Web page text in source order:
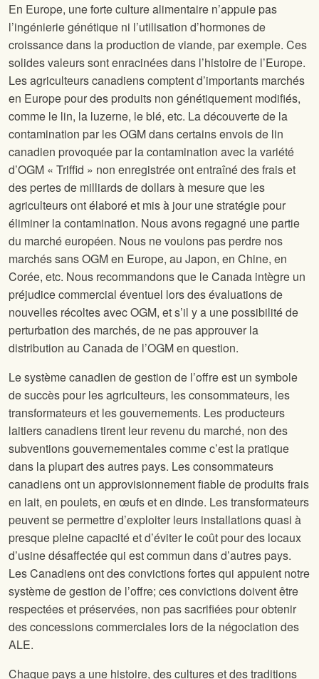
En Europe, une forte culture alimentaire n’appuie pas
l’ingénierie génétique ni l’utilisation d’hormones de
croissance dans la production de viande, par exemple. Ces
solides valeurs sont enracinées dans l’histoire de l’Europe.
Les agriculteurs canadiens comptent d’importants marchés
en Europe pour des produits non génétiquement modifiés,
comme le lin, la luzerne, le blé, etc. La découverte de la
contamination par les OGM dans certains envois de lin
canadien provoquée par la contamination avec la variété
d’OGM « Triffid » non enregistrée ont entraîné des frais et
des pertes de milliards de dollars à mesure que les
agriculteurs ont élaboré et mis à jour une stratégie pour
éliminer la contamination. Nous avons regagné une partie
du marché européen. Nous ne voulons pas perdre nos
marchés sans OGM en Europe, au Japon, en Chine, en
Corée, etc. Nous recommandons que le Canada intègre un
préjudice commercial éventuel lors des évaluations de
nouvelles récoltes avec OGM, et s’il y a une possibilité de
perturbation des marchés, de ne pas approuver la
distribution au Canada de l’OGM en question.
Le système canadien de gestion de l’offre est un symbole
de succès pour les agriculteurs, les consommateurs, les
transformateurs et les gouvernements. Les producteurs
laitiers canadiens tirent leur revenu du marché, non des
subventions gouvernementales comme c’est la pratique
dans la plupart des autres pays. Les consommateurs
canadiens ont un approvisionnement fiable de produits frais
en lait, en poulets, en œufs et en dinde. Les transformateurs
peuvent se permettre d’exploiter leurs installations quasi à
presque pleine capacité et d’éviter le coût pour des locaux
d’usine désaffectée qui est commun dans d’autres pays.
Les Canadiens ont des convictions fortes qui appuient notre
système de gestion de l’offre; ces convictions doivent être
respectées et préservées, non pas sacrifiées pour obtenir
des concessions commerciales lors de la négociation des
ALE.
Chaque pays a une histoire, des cultures et des traditions